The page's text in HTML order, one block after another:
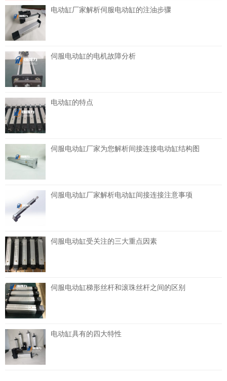
电动缸厂家解析伺服电动缸的注油步骤
伺服电动缸的电机故障分析
电动缸的特点
伺服电动缸厂家为您解析间接连接电动缸结构图
伺服电动缸厂家解析电动缸间接连接注意事项
伺服电动缸受关注的三大重点因素
伺服电动缸梯形丝杆和滚珠丝杆之间的区别
电动缸具有的四大特性